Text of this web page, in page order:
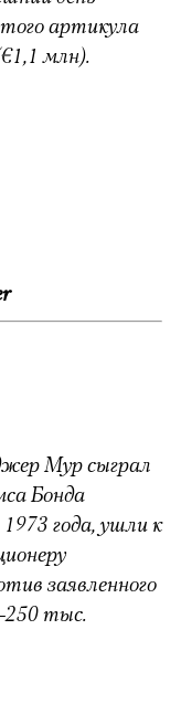
артикула
млн).
Мур сыграл
Бонда
года, ушли к
заявленного
тыс.